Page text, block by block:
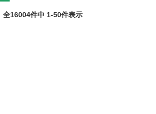
全16004件中 1-50件表示